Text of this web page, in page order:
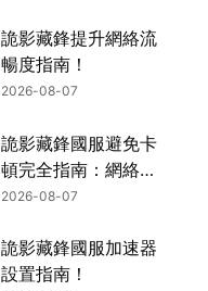
詭影藏鋒提升網絡流
暢度指南！
2026-08-07
詭影藏鋒國服避免卡
頓完全指南：網絡優
化與解決技巧！
2026-08-07
詭影藏鋒國服加速器
設置指南！